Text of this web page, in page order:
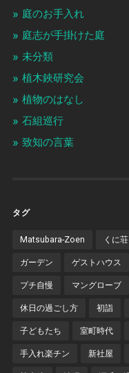
庭のお手入れ
庭志が手掛けた庭
未分類
植木鋏研究会
植物のはなし
石組巡行
致知の言葉
タグ
Matsubara-Zoen くに荘
ガーデン ゲストハウス
プチ自慢 マングローブ
休日の過ごし方 初詣
子どもたち 室町時代
手入れ楽チン 新社屋